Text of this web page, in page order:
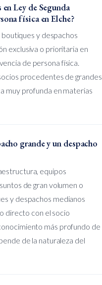
Ley de Segunda
física en Elche?
boutiques y despachos
exclusiva o prioritaria en
de persona física.
procedentes de grandes
muy profunda en materias
grande y un despacho
equipos
de gran volumen o
y despachos medianos
directo con el socio
más profundo de
de la naturaleza del